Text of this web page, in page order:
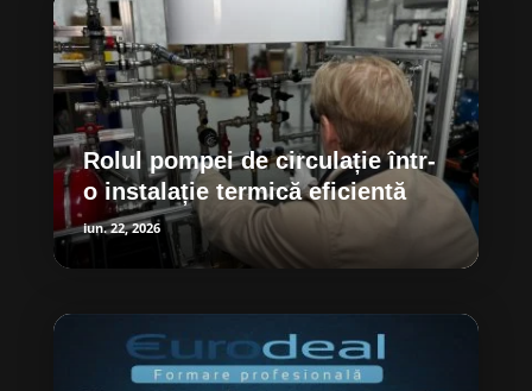
Rolul pompei de circulație într-
o instalație termică eficientă
iun. 22, 2026